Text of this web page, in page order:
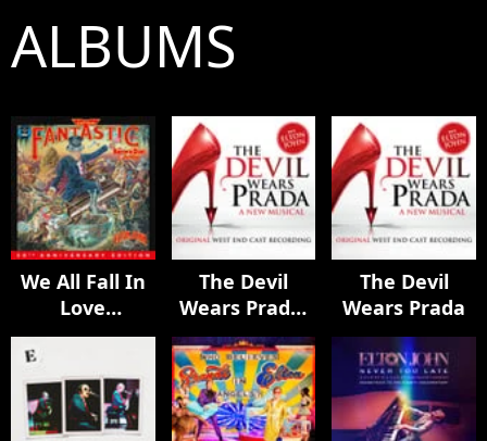
ALBUMS
We All Fall In
Love
Sometimes
Demo)
The Devil
Wears Prada:
A New Musical
The Devil
Wears Prada